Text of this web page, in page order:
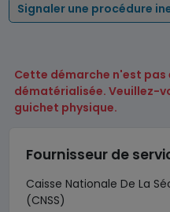
Signaler une procédure
Cette démarche n'est pas
dématérialisée. Veuillez-
guichet physique.
Fournisseur de
Caisse Nationale De La
(CNSS)